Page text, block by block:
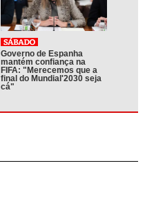
Governo de Espanha
mantém confiança na
FIFA: "Merecemos que a
final do Mundial'2030 seja
cá"